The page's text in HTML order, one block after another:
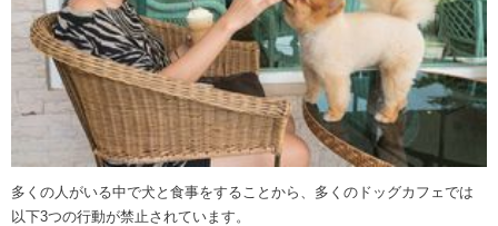
多くの人がいる中で犬と食事をすることから、多くのドッグカフェでは
以下3つの行動が禁止されています。